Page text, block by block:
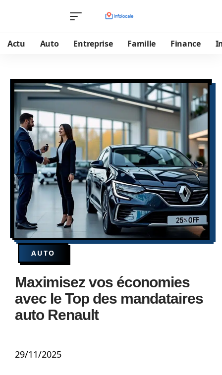
Actu Auto Entreprise Famille Finance
AUTO
Maximisez vos économies
avec le Top des mandataires
auto Renault
29/11/2025